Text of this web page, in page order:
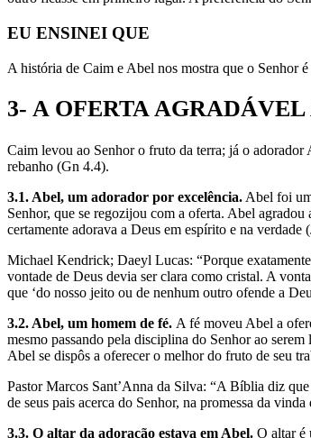
EU ENSINEI QUE
A história de Caim e Abel nos mostra que o Senhor
3- A OFERTA AGRADÁVEL
Caim levou ao Senhor o fruto da terra; já o
rebanho (Gn 4.4).
3.1. Abel, um adorador por excelência. Abel foi
Senhor, que se regozijou com a oferta. Abel
certamente adorava a Deus em espírito e na verdade
Michael Kendrick; Daeyl Lucas: “Porque
vontade de Deus devia ser clara como cristal. A
que ‘do nosso jeito ou de nenhum outro ofende a
3.2. Abel, um homem de fé. A fé moveu Abel a
mesmo passando pela disciplina do Senhor ao
Abel se dispôs a oferecer o melhor do fruto de seu
Pastor Marcos Sant’Anna da Silva: “A Bíblia diz
de seus pais acerca do Senhor, na promessa da
3.3. O altar da adoração estava em Abel. O altar é